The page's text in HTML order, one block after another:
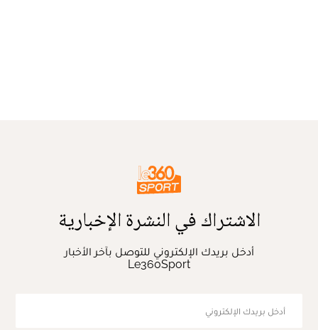
الاشتراك في النشرة الإخبارية
أدخل بريدك الإلكتروني للتوصل بآخر الأخبار
Le360Sport